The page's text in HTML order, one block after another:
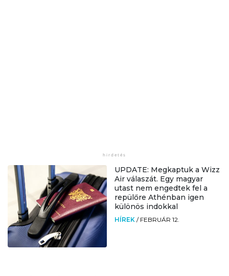
UPDATE: Megkaptuk a Wizz
Air válaszát. Egy magyar
utast nem engedtek fel a
repülőre Athénban igen
különös indokkal
HÍREK / FEBRUÁR 12.